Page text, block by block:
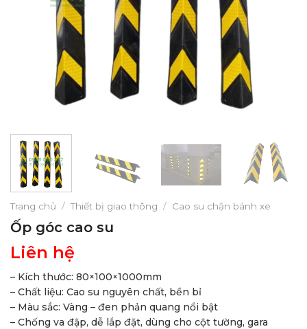
Trang chủ / Thiết bị giao thông / Cao su chặn bánh xe
Ốp góc cao su
Liên hệ
– Kích thước: 80×100×1000mm
– Chất liệu: Cao su nguyên chất, bền bỉ
– Màu sắc: Vàng – đen phản quang nổi bật
– Chống va đập, dễ lắp đặt, dùng cho cột tường, gara